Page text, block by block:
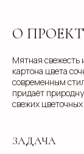
О
Мятная свежесть
картона цвета
современным
придаёт
свежих
ЗАДАЧА